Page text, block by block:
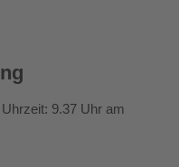
Sollte die
9.37 Uhr am